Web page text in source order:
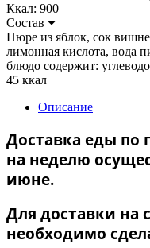
Ккал: 900
Состав
Пюре из яблок, сок
лимонная кислота, вода
блюдо содержит:
45 ккал
Описание
Доставка еды по
на неделю
июне.
Для доставки
необходимо